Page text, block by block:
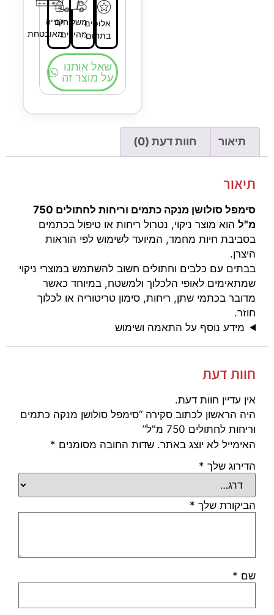
אלופים
בתחום
משלוחים
מהירים
קנייה
מאובטחת
שאל אותנו
על מוצר זה
תיאור חוות דעת (0)
תיאור
סימפל סולושן מנקה כתמים וריחות לחתולים 750
מ"ל הוא מוצר ניקוי, נטרול ריחות או טיפול בכתמים
בסביבת חיות מחמד, המיועד לשימוש לפי הוראות
היצרן.
בבתים עם כלבים וחתולים חשוב להשתמש במוצרי ניקוי
שמתאימים לאופי הלכלוך ולמשטח, במיוחד כאשר
מדובר בכתמי שתן, ריחות, סימון טריטוריה או לכלוך
חוזר.
מידע נוסף על התאמה ושימוש
חוות דעת
אין עדיין חוות דעת.
היה הראשון לכתוב סקירה “סימפל סולושן מנקה כתמים
וריחות לחתולים 750 מ"ל”
האימייל לא יוצג באתר. שדות החובה מסומנים *
הדירוג שלך *
הביקורת שלך *
שם *